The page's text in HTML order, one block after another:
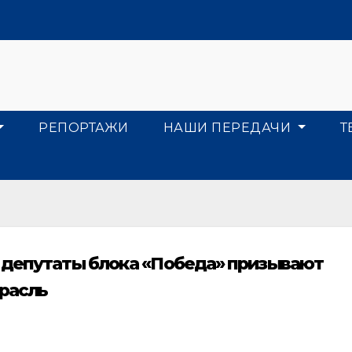
РЕПОРТАЖИ НАШИ ПЕРЕДАЧИ
блока «Победа» призывают